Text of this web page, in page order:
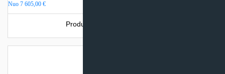
Nuo 7 605,00 €
Produkto šiuo metu neturime.